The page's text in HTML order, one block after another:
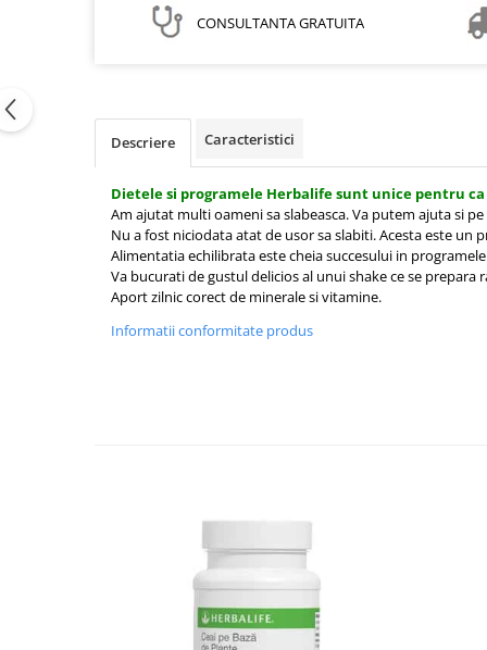
CONSULTANTA GRATUITA
Descriere Caracteristici
Dietele si programele Herbalife sunt unice pentru
Am ajutat multi oameni sa slabeasca. Va putem ajuta si
Nu a fost niciodata atat de usor sa slabiti. Acesta este
Alimentatia echilibrata este cheia succesului in
Va bucurati de gustul delicios al unui shake ce se prepara
Aport zilnic corect de minerale si vitamine.
Informatii conformitate produs